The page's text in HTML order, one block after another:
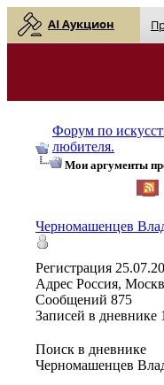
AI Аукцион
Форум по
любителя.
Мои аргументы
Черномашенцев
Регистрация
Адрес Россия,
Сообщений 875
Записей в дневнике
Поиск в дневнике
Черномашенцев